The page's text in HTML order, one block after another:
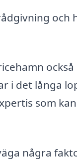
och
i det långa
som
några